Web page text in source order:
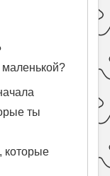
ты
которые